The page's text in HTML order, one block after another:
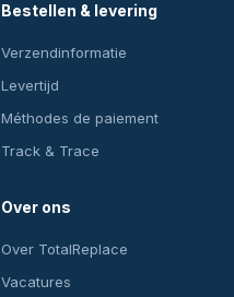
Bestellen & levering
Verzendinformatie
Levertijd
Méthodes de paiement
Track & Trace
Over ons
Over TotalReplace
Vacatures